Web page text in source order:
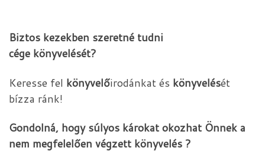
Biztos kezekben szeretné tudni
cége könyvelését?
Keresse fel könyvelőirodánkat és könyvelését
bízza ránk!
Gondolná, hogy súlyos károkat okozhat Önnek a
nem megfelelően végzett könyvelés ?